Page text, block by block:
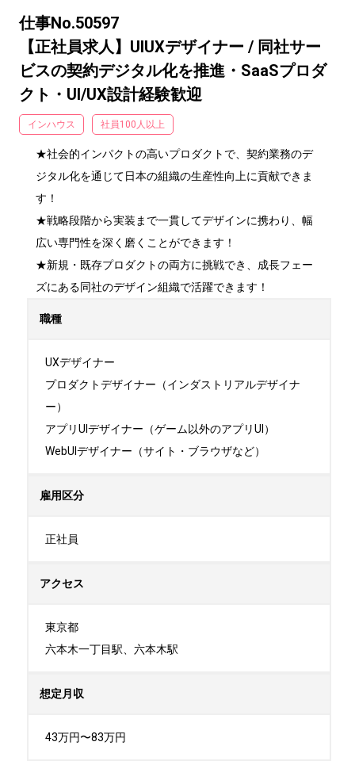
仕事No.50597
【正社員求人】UIUXデザイナー / 同社サー
ビスの契約デジタル化を推進・SaaSプロダ
クト・UI/UX設計経験歓迎
インハウス 社員100人以上
★社会的インパクトの高いプロダクトで、契約業務のデ
ジタル化を通じて日本の組織の生産性向上に貢献できま
す！
★戦略段階から実装まで一貫してデザインに携わり、幅
広い専門性を深く磨くことができます！
★新規・既存プロダクトの両方に挑戦でき、成長フェー
ズにある同社のデザイン組織で活躍できます！
職種
UXデザイナー
プロダクトデザイナー（インダストリアルデザイナ
ー）
アプリUIデザイナー（ゲーム以外のアプリUI）
WebUIデザイナー（サイト・ブラウザなど）
雇用区分
正社員
アクセス
東京都
六本木一丁目駅、六本木駅
想定月収
43万円〜83万円